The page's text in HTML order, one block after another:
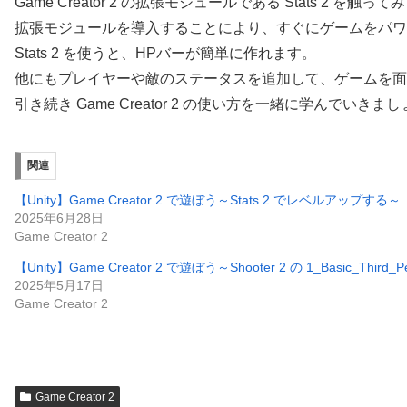
拡張モジュールを導入することにより、すぐにゲームをパ
Stats 2 を使うと、HPバーが簡単に作れます。
他にもプレイヤーや敵のステータスを追加して、ゲームを
引き続き Game Creator 2 の使い方を一緒に学んでいきまし
関連
【Unity】Game Creator 2 で遊ぼう～Stats 2 でレベルアップする～
2025年6月28日
Game Creator 2
【Unity】Game Creator 2 で遊ぼう～Shooter 2 の
2025年5月17日
Game Creator 2
Game Creator 2